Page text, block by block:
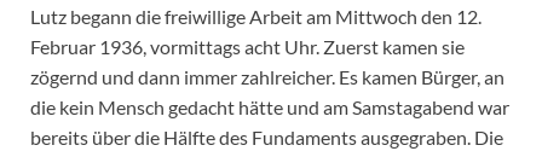
Lutz begann die freiwillige Arbeit am Mittwoch den 12.
Februar 1936, vormittags acht Uhr. Zuerst kamen sie
zögernd und dann immer zahlreicher. Es kamen Bürger, an
die kein Mensch gedacht hätte und am Samstagabend war
bereits über die Hälfte des Fundaments ausgegraben. Die